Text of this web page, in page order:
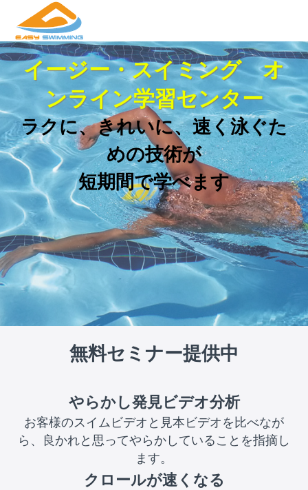
イージー・スイミング オ
ンライン学習センター
ラクに、きれいに、速く泳ぐた
めの技術が
短期間で学べます
無料セミナー提供中
やらかし発見ビデオ分析
お客様のスイムビデオと見本ビデオを比べなが
ら、良かれと思ってやらかしていることを指摘し
ます。
クロールが速くなる